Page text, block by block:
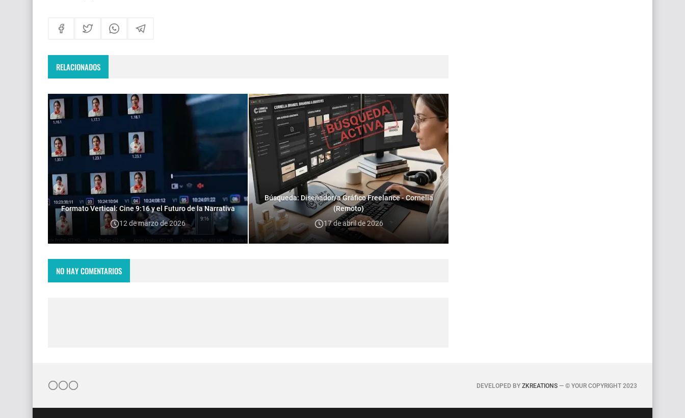
RELACIONADOS
Formato Vertical: Cine 9:16 y el Futuro de la Narrativa
12 de marzo de 2026
Búsqueda: Diseñador/a Gráfico Freelance - Cornelia
(Remoto)
17 de abril de 2026
NO HAY COMENTARIOS
DEVELOPED BY ZKREATIONS — © YOUR COPYRIGHT 2023